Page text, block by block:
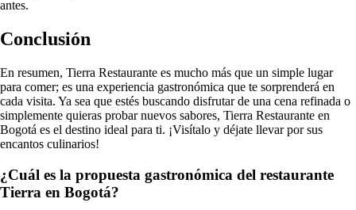
antes.
Conclusión
En resumen, Tierra Restaurante es mucho más que un simple lugar
para comer; es una experiencia gastronómica que te sorprenderá en
cada visita. Ya sea que estés buscando disfrutar de una cena refinada o
simplemente quieras probar nuevos sabores, Tierra Restaurante en
Bogotá es el destino ideal para ti. ¡Visítalo y déjate llevar por sus
encantos culinarios!
¿Cuál es la propuesta gastronómica del restaurante
Tierra en Bogotá?